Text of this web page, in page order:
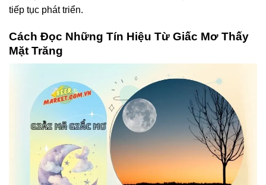
tiếp tục phát triển.
Cách Đọc Những Tín Hiệu Từ Giấc Mơ Thấy
Mặt Trăng